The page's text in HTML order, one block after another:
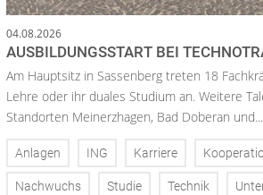
04.08.2026
AUSBILDUNGSSTART BEI
Am Hauptsitz in Sassenberg treten 18
Lehre oder ihr duales Studium an. Weitere
Standorten Meinerzhagen, Bad Doberan und...
Anlagen ING Karriere
Nachwuchs Studie Technik